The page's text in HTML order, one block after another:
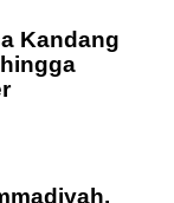
Kandang